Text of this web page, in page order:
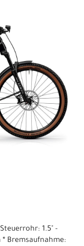
1.5" -
* Bremsaufnahme: